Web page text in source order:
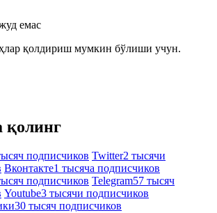
емас
қолдириш мумкин бўлиши учун.
қолинг
подписчиков Twitter2 тысячи
Вконтакте1 тысяча подписчиков
подписчиков Telegram57 тысяч
Youtube3 тысячи подписчиков
30 тысяч подписчиков